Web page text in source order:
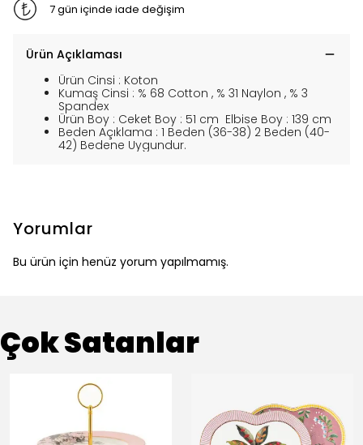
7 gün içinde iade değişim
Ürün Açıklaması
Ürün Cinsi : Koton
Kumaş Cinsi : % 68 Cotton , % 31 Naylon , % 3
Spandex
Ürün Boy : Ceket Boy : 51 cm Elbise Boy : 139 cm
Beden Açıklama : 1 Beden (36-38) 2 Beden (40-
42) Bedene Uygundur.
Yorumlar
Bu ürün için henüz yorum yapılmamış.
Çok Satanlar